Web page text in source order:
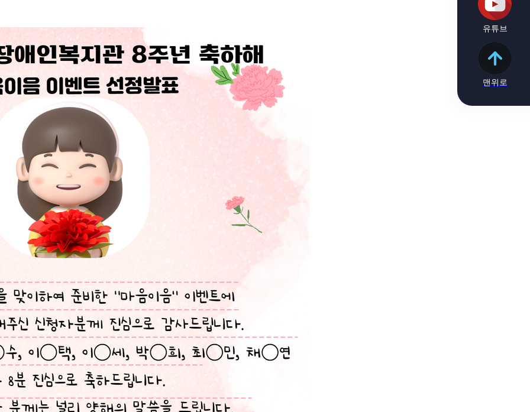
유튜브
맨위로